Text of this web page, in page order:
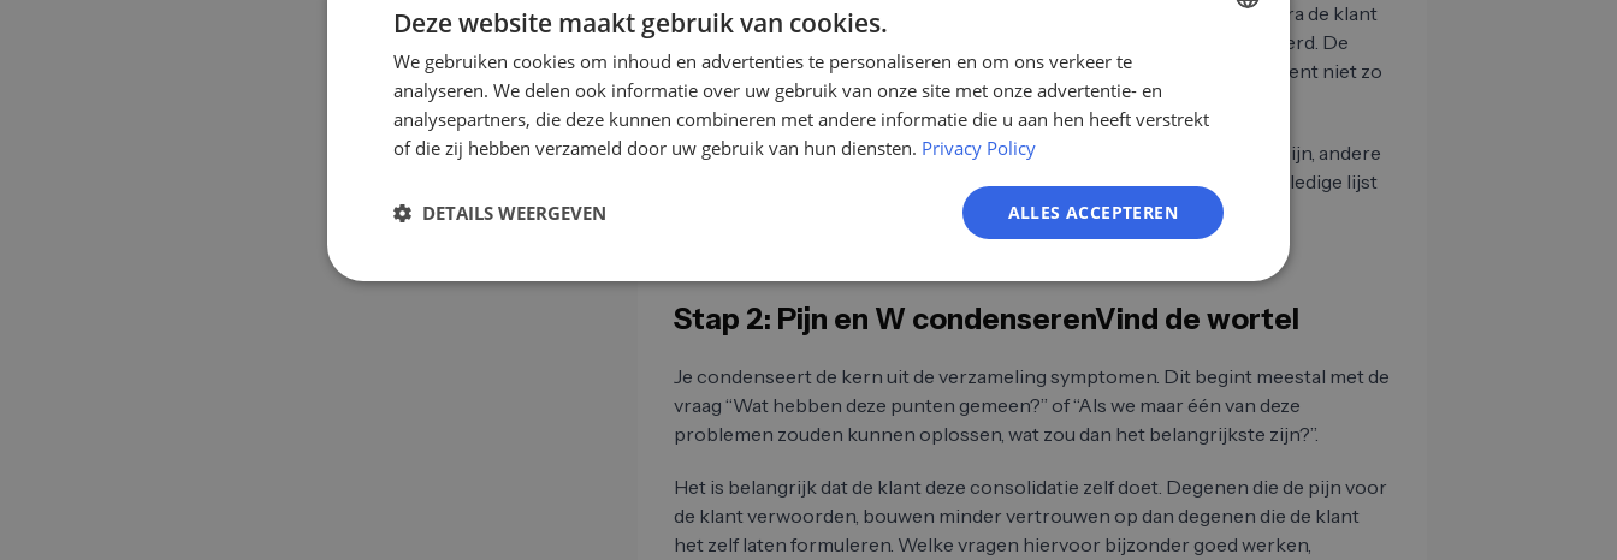
De meest voorkomende fout die door de verkoop wordt gemaakt: zodra de klant
een symptoom vermeldt, komt de oplossing onmiddellijk. Dat is verkeerd. De
eerste stap gaat over het inventariseren. “Vertel me wat er op dit moment niet zo
goed gaat als je zou willen.”
Noteer alle symptomen zonder oordeel. Sommige zullen gerelateerd zijn, andere
zullen afzonderlijke onderwerpen zijn. Het belangrijkste is dat je de volledige lijst
op tafel krijgt - alleen dan kun je condenseren.
Stap 2: Pijn en W condenserenVind de wortel
Je condenseert de kern uit de verzameling symptomen. Dit begint meestal met de
vraag “Wat hebben deze punten gemeen?” of “Als we maar één van deze
problemen zouden kunnen oplossen, wat zou dan het belangrijkste zijn?”.
Het is belangrijk dat de klant deze consolidatie zelf doet. Degenen die de pijn voor
de klant verwoorden, bouwen minder vertrouwen op dan degenen die de klant
het zelf laten formuleren. Welke vragen hiervoor bijzonder goed werken,
Deze website maakt gebruik van cookies.
We gebruiken cookies om inhoud en advertenties te personaliseren en om ons verkeer te
analyseren. We delen ook informatie over uw gebruik van onze site met onze advertentie- en
analysepartners, die deze kunnen combineren met andere informatie die u aan hen heeft verstrekt
of die zij hebben verzameld door uw gebruik van hun diensten. Privacy Policy
ALLES ACCEPTEREN
DETAILS WEERGEVEN